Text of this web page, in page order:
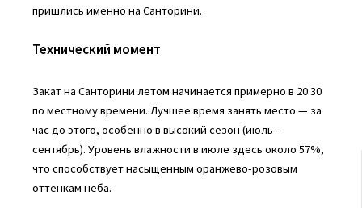
пришлись именно на Санторини.
Технический момент
Закат на Санторини летом начинается примерно в 20:30
по местному времени. Лучшее время занять место — за
час до этого, особенно в высокий сезон (июль–
сентябрь). Уровень влажности в июле здесь около 57%,
что способствует насыщенным оранжево-розовым
оттенкам неба.